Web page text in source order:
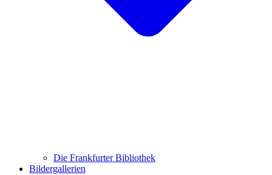
Die Frankfurter Bibliothek
Bildergallerien